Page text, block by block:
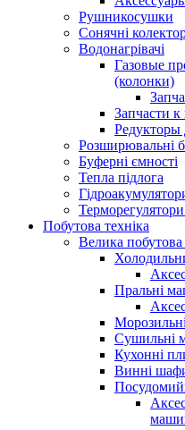
Рушникосушки
Сонячні
Водонагрівачі
Газовые
(колонки)
Запчасти к
Редукторы
Розширювальні
Буферні ємності
Тепла підлога
Побутова техніка
Велика побутова
Пральні
Сушильні
Кухонні
Винні